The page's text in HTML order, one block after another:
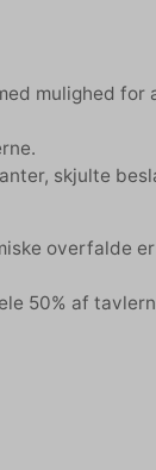
mulighed for
skjulte
overfalde
50% af